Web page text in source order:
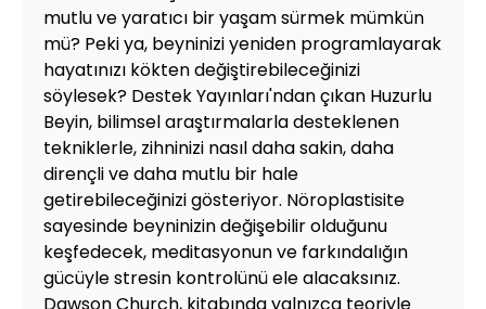
mutlu ve yaratıcı bir yaşam sürmek mümkün
mü? Peki ya, beyninizi yeniden programlayarak
hayatınızı kökten değiştirebileceğinizi
söylesek? Destek Yayınları'ndan çıkan Huzurlu
Beyin, bilimsel araştırmalarla desteklenen
tekniklerle, zihninizi nasıl daha sakin, daha
dirençli ve daha mutlu bir hale
getirebileceğinizi gösteriyor. Nöroplastisite
sayesinde beyninizin değişebilir olduğunu
keşfedecek, meditasyonun ve farkındalığın
gücüyle stresin kontrolünü ele alacaksınız.